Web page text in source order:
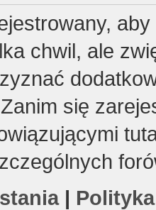
chwil, ale
się
|